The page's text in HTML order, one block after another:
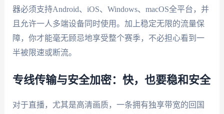
器必须支持Android、iOS、Windows、macOS全平台，并
且允许一人多端设备同时使用。加上稳定无限的流量保
障，你才能毫无顾忌地享受整个赛季，不必担心看到一
半被限速或断流。
专线传输与安全加密：快，也要稳和安全
对于直播，尤其是高清画质，一条拥有独享带宽的回国